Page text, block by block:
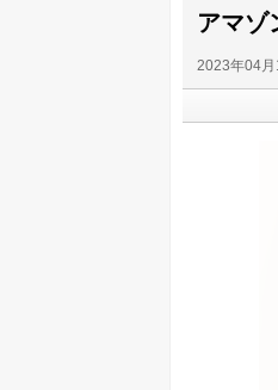
アマゾ
2023年04